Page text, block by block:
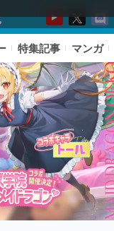
特集記事 マンガ